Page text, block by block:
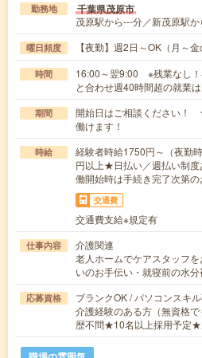
勤務地 千葉県茂原市
茂原駅から---分／新茂原駅
曜日頻度 【夜勤】週2日～OK（月～金
時間
16:00～翌9:00 ※残業なし
と合わせ週40時間超の就業
期間
開始日はご相談ください！
働けます！
時給
経験者時給1750円～（夜勤
円以上★日払い／週払い制
働開始時は手続き完了次第の
交通費
交通費支給※規定有
仕事内容
介護関連
老人ホームでケアスタッフ
いのお手伝い・就寝前の水
応募資格
ブランクOK / パソコンスキ
介護経験のある方（無資格
歴不問★10名以上採用予定